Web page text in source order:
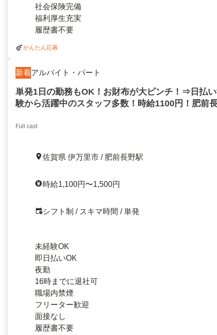
社会保険完備
福利厚生充実
履歴書不要
かんたん応募
新着アルバイト・パート
単発1日の勤務もOK！お財布が大ピンチ！⇒日払
験から活躍中のスタッフ多数！時給1100円！肥前
Full cast
佐賀県 伊万里市 / 肥前長野駅
時給1,100円〜1,500円
シフト制 / スキマ時間 / 単発
未経験OK
即日払いOK
夜勤
16時までに退社可
職場内禁煙
フリーター歓迎
面接なし
履歴書不要